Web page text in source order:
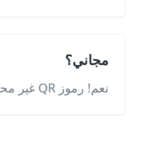
مجاني؟
نعم! رموز QR غير محدودة لإتسي.